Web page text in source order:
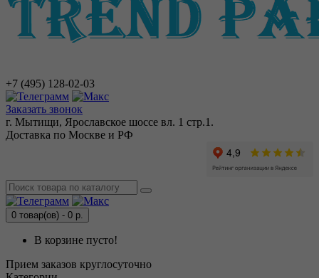
+7 (495) 128-02-03
Заказать звонок
г. Мытищи, Ярославское шоссе вл. 1 стр.1.
Доставка по Москве и РФ
0 товар(ов) - 0 р.
В корзине пусто!
Прием заказов круглосуточно